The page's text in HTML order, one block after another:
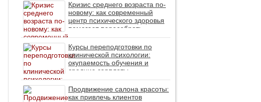
Кризис среднего возраста по-
новому: как современный
центр психического здоровья
помогает пересобрать
личность без таблеток (методы
ДПДГ и КПТ)
Курсы переподготовки по
клинической психологии:
окупаемость обучения и
средние зарплаты
специалистов в 2026 году
Продвижение салона красоты:
как привлечь клиентов